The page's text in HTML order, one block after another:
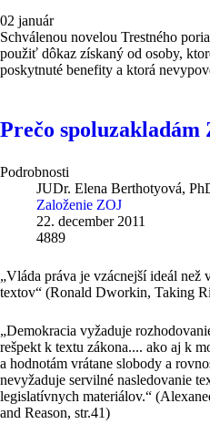
02 január
Schválenou novelou Trestného
použiť dôkaz získaný od osoby,
poskytnuté benefity a ktorá
Prečo
Podrobnosti
JUDr. Elena Berthotyová,
Založenie ZOJ
22. december 2011
4889
„Vláda práva je vzácnejší ideál než
textov“ (Ronald Dworkin, Taking
„Demokracia vyžaduje
rešpekt k textu zákona.... ako aj k
a hodnotám vrátane slobody a
nevyžaduje servilné nasledovanie
legislatívnych materiálov.“
and Reason, str.41)